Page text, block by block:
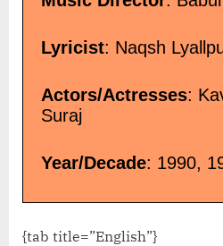
Lyricist: Naqsh
Actors/Actresses:
Suraj
Year/Decade: 1990,
{tab title=”English”}